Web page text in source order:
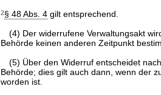
2§ 48 Abs. 4 gilt entsprechend.
(4) Der widerrufene Verwaltungsakt
Behörde keinen anderen Zeitpunkt
(5) Über den Widerruf entscheidet
Behörde; dies gilt auch dann, wenn der
worden ist.